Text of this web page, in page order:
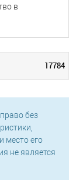
в
17784
без
место его
не является